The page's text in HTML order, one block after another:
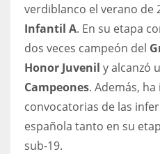
19
NYG
24
MIA
17
verdiblanco el verano de
Infantil A. En su etapa
dos veces campeón del
Honor Juvenil y alcanzó
Campeones. Además,
convocatorias de las
española tanto en su
sub-19.